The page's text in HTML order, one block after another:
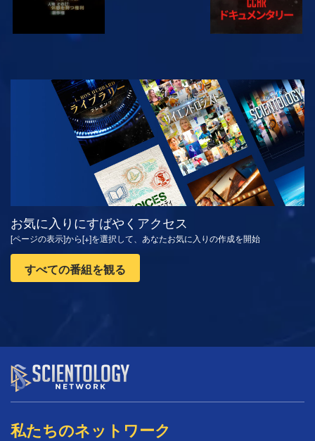
観る シリーズを探求
お気に入りにすばやくアクセス
[ページの表示]から[+]を選択して、あなたお気に入りの作成を開始
すべての番組を観る
私たちのネットワーク